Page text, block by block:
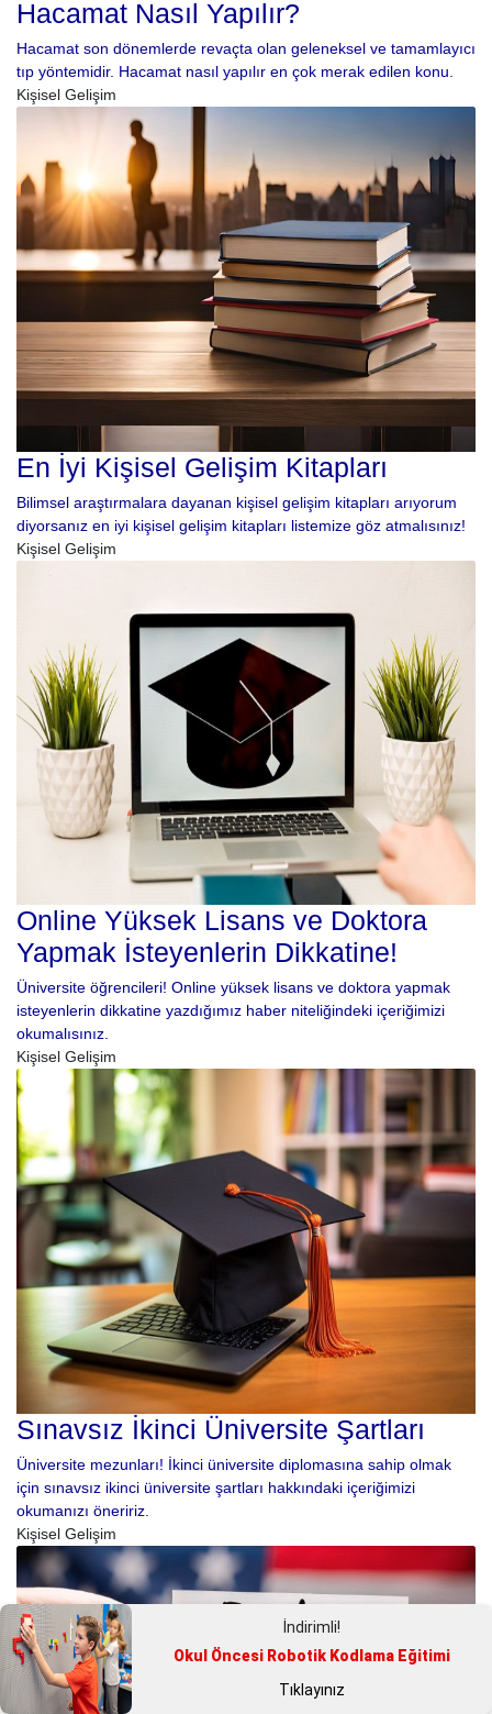
Hacamat Nasıl Yapılır?
Hacamat son dönemlerde revaçta olan geleneksel ve tamamlayıcı
tıp yöntemidir. Hacamat nasıl yapılır en çok merak edilen konu.
Kişisel Gelişim
En İyi Kişisel Gelişim Kitapları
Bilimsel araştırmalara dayanan kişisel gelişim kitapları arıyorum
diyorsanız en iyi kişisel gelişim kitapları listemize göz atmalısınız!
Kişisel Gelişim
Online Yüksek Lisans ve Doktora
Yapmak İsteyenlerin Dikkatine!
Üniversite öğrencileri! Online yüksek lisans ve doktora yapmak
isteyenlerin dikkatine yazdığımız haber niteliğindeki içeriğimizi
okumalısınız.
Kişisel Gelişim
Sınavsız İkinci Üniversite Şartları
Üniversite mezunları! İkinci üniversite diplomasına sahip olmak
için sınavsız ikinci üniversite şartları hakkındaki içeriğimizi
okumanızı öneririz.
Kişisel Gelişim
İndirimli!
Okul Öncesi Robotik Kodlama Eğitimi
Tıklayınız